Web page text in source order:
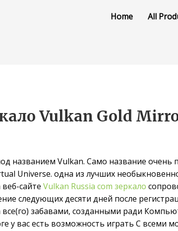
Home All
Vulkan Gold
названием Vulkan. Само название очень
Universe. одна из лучших
сайте Vulkan Russia com зеркало
следующих десяти дней после
все(го) забавами, созданными ради
у вас есть возможность играть С всеми